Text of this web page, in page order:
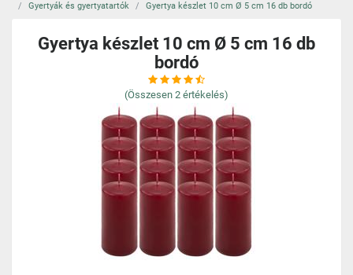
Gyertyák és gyertyatartók
Gyertya készlet 10 cm Ø 5 cm 16 db bordó
Gyertya készlet 10 cm Ø 5 cm 16 db
bordó
(Összesen 2 értékelés)